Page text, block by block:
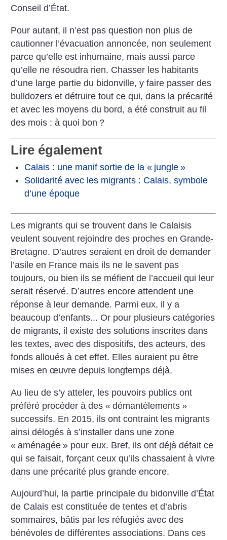
Conseil d’État.
Pour autant, il n’est pas question non plus de
cautionner l’évacuation annoncée, non seulement
parce qu’elle est inhumaine, mais aussi parce
qu’elle ne résoudra rien. Chasser les habitants
d’une large partie du bidonville, y faire passer des
bulldozers et détruire tout ce qui, dans la précarité
et avec les moyens du bord, a été construit au fil
des mois : à quoi bon ?
Lire également
Calais : une manif sortie de la « jungle »
Solidarité avec les migrants : Calais, symbole
d’une époque
Les migrants qui se trouvent dans le Calaisis
veulent souvent rejoindre des proches en Grande-
Bretagne. D’autres seraient en droit de demander
l’asile en France mais ils ne le savent pas
toujours, ou bien ils se méfient de l’accueil qui leur
serait réservé. D’autres encore attendent une
réponse à leur demande. Parmi eux, il y a
beaucoup d’enfants... Or pour plusieurs catégories
de migrants, il existe des solutions inscrites dans
les textes, avec des dispositifs, des acteurs, des
fonds alloués à cet effet. Elles auraient pu être
mises en œuvre depuis longtemps déjà.
Au lieu de s’y atteler, les pouvoirs publics ont
préféré procéder à des « démantèlements »
successifs. En 2015, ils ont contraint les migrants
ainsi délogés à s’installer dans une zone
« aménagée » pour eux. Bref, ils ont déjà défait ce
qui se faisait, forçant ceux qu’ils chassaient à vivre
dans une précarité plus grande encore.
Aujourd’hui, la partie principale du bidonville d’État
de Calais est constituée de tentes et d’abris
sommaires, bâtis par les réfugiés avec des
bénévoles de différentes associations. Dans ces